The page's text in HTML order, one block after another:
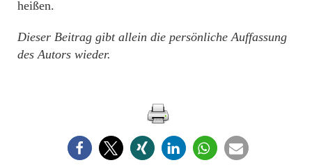
heißen.
Dieser Beitrag gibt allein die persönliche Auffassung
des Autors wieder.